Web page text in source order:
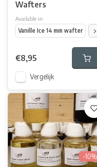
Wafters
Available in
Vanille Ice 14 mm wafter
€8,95
Vergelijk
-10%